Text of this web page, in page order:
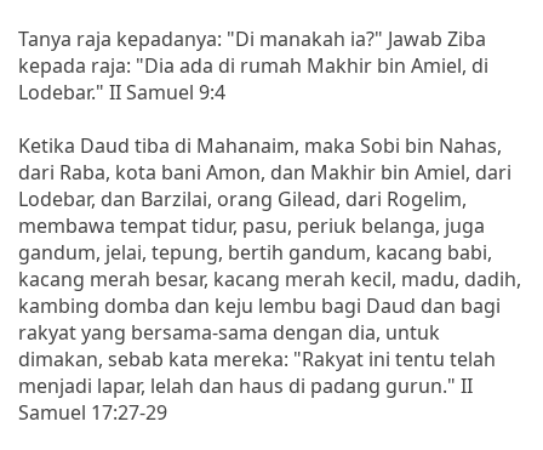
Tanya raja kepadanya: "Di manakah ia?" Jawab Ziba
kepada raja: "Dia ada di rumah Makhir bin Amiel, di
Lodebar." II Samuel 9:4
Ketika Daud tiba di Mahanaim, maka Sobi bin Nahas,
dari Raba, kota bani Amon, dan Makhir bin Amiel, dari
Lodebar, dan Barzilai, orang Gilead, dari Rogelim,
membawa tempat tidur, pasu, periuk belanga, juga
gandum, jelai, tepung, bertih gandum, kacang babi,
kacang merah besar, kacang merah kecil, madu, dadih,
kambing domba dan keju lembu bagi Daud dan bagi
rakyat yang bersama-sama dengan dia, untuk
dimakan, sebab kata mereka: "Rakyat ini tentu telah
menjadi lapar, lelah dan haus di padang gurun." II
Samuel 17:27-29